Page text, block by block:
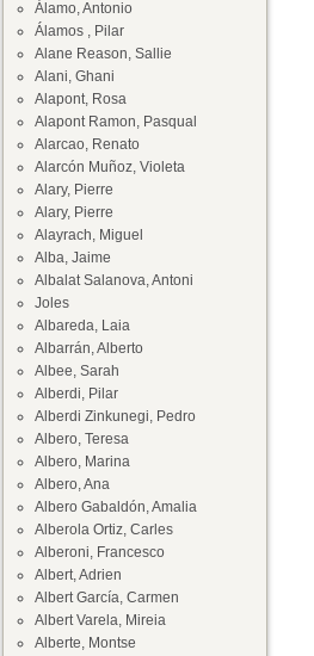
Álamo, Antonio
Álamos , Pilar
Alane Reason, Sallie
Alani, Ghani
Alapont, Rosa
Alapont Ramon, Pasqual
Alarcao, Renato
Alarcón Muñoz, Violeta
Alary, Pierre
Alary, Pierre
Alayrach, Miguel
Alba, Jaime
Albalat Salanova, Antoni
Joles
Albareda, Laia
Albarrán, Alberto
Albee, Sarah
Alberdi, Pilar
Alberdi Zinkunegi, Pedro
Albero, Teresa
Albero, Marina
Albero, Ana
Albero Gabaldón, Amalia
Alberola Ortiz, Carles
Alberoni, Francesco
Albert, Adrien
Albert García, Carmen
Albert Varela, Mireia
Alberte, Montse